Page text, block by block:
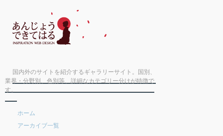
国内外のサイトを紹介するギャラリーサイト。国別、
業界・分野別、色別等、詳細なカテゴリー分けが特徴で
す。
ホーム
アーカイブ一覧